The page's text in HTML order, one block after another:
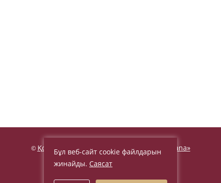
© Қонақ үй «Beijing Palace Soluxe Hotel Astana»
2026, Ресми сайт
Заңды ережелер мен шарттар
Бұл веб-сайт cookie файлдарын
жинайды. Саясат